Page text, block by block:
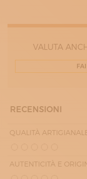
VALUTA
RECENSIONI
QUALITÀ
AUTENTICITÀ E